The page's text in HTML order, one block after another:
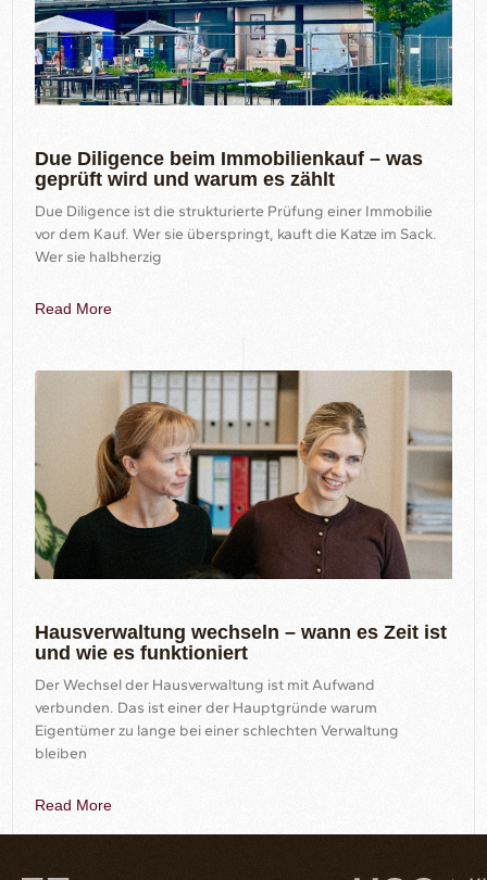
Due Diligence beim Immobilienkauf – was
geprüft wird und warum es zählt
Due Diligence ist die strukturierte Prüfung einer Immobilie
vor dem Kauf. Wer sie überspringt, kauft die Katze im Sack.
Wer sie halbherzig
Read More
Hausverwaltung wechseln – wann es Zeit ist
und wie es funktioniert
Der Wechsel der Hausverwaltung ist mit Aufwand
verbunden. Das ist einer der Hauptgründe warum
Eigentümer zu lange bei einer schlechten Verwaltung
bleiben
Read More